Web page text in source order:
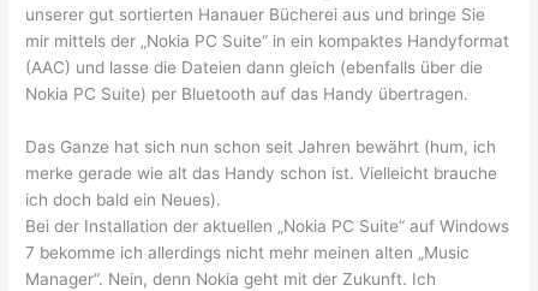
unserer gut sortierten Hanauer Bücherei aus und bringe Sie
mir mittels der „Nokia PC Suite“ in ein kompaktes Handyformat
(AAC) und lasse die Dateien dann gleich (ebenfalls über die
Nokia PC Suite) per Bluetooth auf das Handy übertragen.
Das Ganze hat sich nun schon seit Jahren bewährt (hum, ich
merke gerade wie alt das Handy schon ist. Vielleicht brauche
ich doch bald ein Neues).
Bei der Installation der aktuellen „Nokia PC Suite“ auf Windows
7 bekomme ich allerdings nicht mehr meinen alten „Music
Manager“. Nein, denn Nokia geht mit der Zukunft. Ich